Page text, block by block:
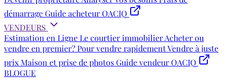
démarrageGuide acheteur OACIQ
VENDEURS
Estimation en LigneLe courtier immobilierAcheter ou
vendre en premier?Pour vendre rapidementVendre à juste
prixMaison et prise de photosGuide vendeur OACIQ
BLOGUE